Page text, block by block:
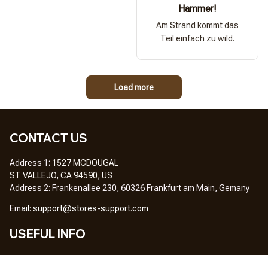
Hammer!
Am Strand kommt das
Teil einfach zu wild.
Load more
CONTACT US
Address 1: 1527 MCDOUGAL
ST VALLEJO, CA 94590, US
Address 2: Frankenallee 230, 60326 Frankfurt am Main, Gemany
Email: support@stores-support.com
USEFUL INFO